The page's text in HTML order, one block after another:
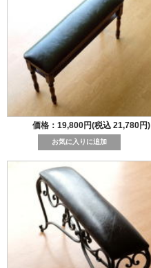
価格：19,800円(税込 21,780円)